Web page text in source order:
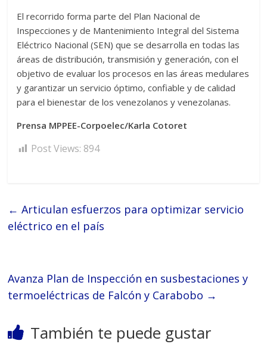
El recorrido forma parte del Plan Nacional de
Inspecciones y de Mantenimiento Integral del Sistema
Eléctrico Nacional (SEN) que se desarrolla en todas las
áreas de distribución, transmisión y generación, con el
objetivo de evaluar los procesos en las áreas medulares
y garantizar un servicio óptimo, confiable y de calidad
para el bienestar de los venezolanos y venezolanas.
Prensa MPPEE-Corpoelec/Karla Cotoret
Post Views: 894
← Articulan esfuerzos para optimizar servicio
eléctrico en el país
Avanza Plan de Inspección en susbestaciones y
termoeléctricas de Falcón y Carabobo →
También te puede gustar